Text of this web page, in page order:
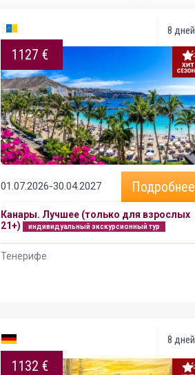
8 дней
1127 €
01.07.2026-30.04.2027 Подробнее
Канары. Лучшее (только для взрослых
21+)
индивидуальный экскурсионный тур
Тенерифе
8 дней
1132 €